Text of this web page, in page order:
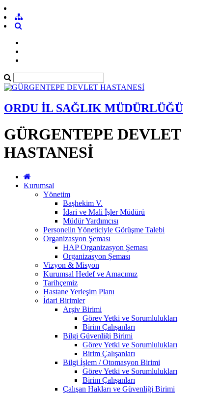
ORDU İL SAĞLIK MÜDÜRLÜĞÜ
GÜRGENTEPE DEVLET
HASTANESİ
Kurumsal
Yönetim
Başhekim V.
İdari ve Mali İşler Müdürü
Müdür Yardımcısı
Personelin Yöneticiyle Görüşme Talebi
Organizasyon Şeması
HAP Organizasyon Şeması
Organizasyon Şeması
Vizyon & Misyon
Kurumsal Hedef ve Amacımız
Tarihçemiz
Hastane Yerleşim Planı
İdari Birimler
Arşiv Birimi
Görev Yetki ve Sorumlulukları
Birim Çalışanları
Bilgi Güvenliği Birimi
Görev Yetki ve Sorumlulukları
Birim Çalışanları
Bilgi İşlem / Otomasyon Birimi
Görev Yetki ve Sorumlulukları
Birim Çalışanları
Çalışan Hakları ve Güvenliği Birimi